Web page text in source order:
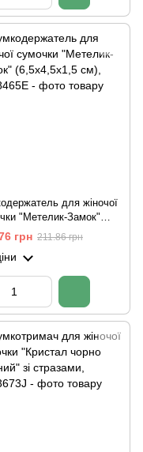
для жіночої
"Метелик-Замок"
см)
грн 211.86 грн